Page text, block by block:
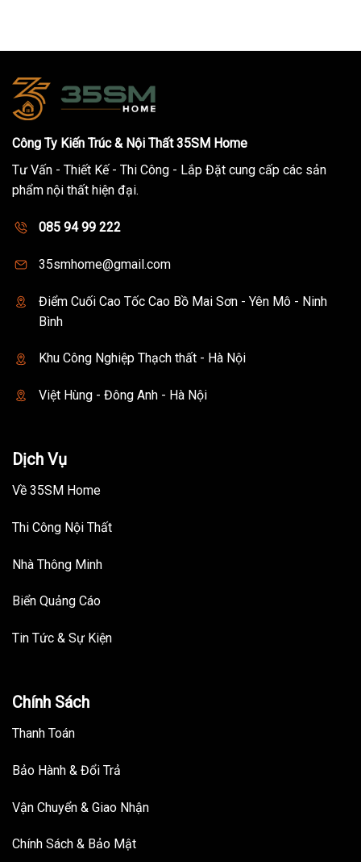
Công Ty Kiến Trúc & Nội Thất 35SM Home
Tư Vấn - Thiết Kế - Thi Công - Lắp Đặt cung cấp các sản
phẩm nội thất hiện đại.
085 94 99 222
35smhome@gmail.com
Điểm Cuối Cao Tốc Cao Bồ Mai Sơn - Yên Mô - Ninh
Bình
Khu Công Nghiệp Thạch thất - Hà Nội
Việt Hùng - Đông Anh - Hà Nội
Dịch Vụ
Về 35SM Home
Thi Công Nội Thất
Nhà Thông Minh
Biển Quảng Cáo
Tin Tức & Sự Kiện
Chính Sách
Thanh Toán
Bảo Hành & Đổi Trả
Vận Chuyển & Giao Nhận
Chính Sách & Bảo Mật